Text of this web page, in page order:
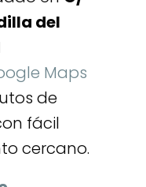
del
Maps
de
fácil
cercano.